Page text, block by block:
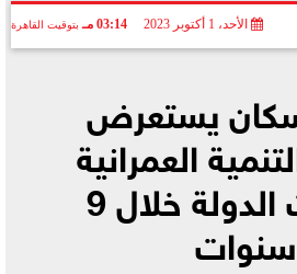
الأحد، 1 أكتوبر 2023 03:14 مـ بتوقيت القاهرة
يستعرض
العمرانية
وإنجازات الدولة خلال 9
سنوات